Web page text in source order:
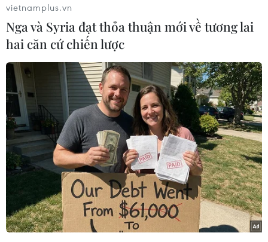
(WIPO) công bố ngày 10/7 cho biết năm nay Việt
Nam tiếp tục cải thiện vị trí, tăng 2 bậc lên vị trí
45/126 quốc gia và nền kinh tế được xếp hạng.
[Khoa học công nghệ giúp năng suất lúa Việt
Nam đứng đầu ASEAN]
Thứ hạng này đã cải thiện 14 bậc so với năm
2016.Trong báo cáo GII 2017, Việt Nam xếp
hạng 47/127 quốc gia/nền kinh tế được đánh
giá.
Ở nhóm 30 nước thu nhập trung bình thấp được
xếp hạng, Việt Nam xếp hạng thứ hai./.
vietnamplus.vn
Nga và Syria đạt thỏa thuận mới về tương lai
hai căn cứ chiến lược